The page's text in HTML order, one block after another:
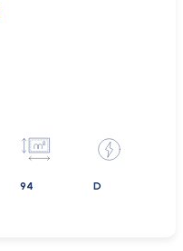
94 D